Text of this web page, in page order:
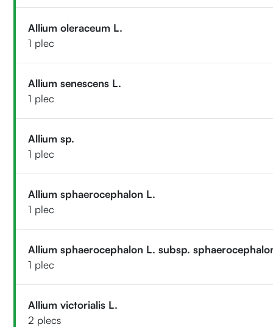
Allium oleraceum L.
1 plec
Allium senescens L.
1 plec
Allium sp.
1 plec
Allium sphaerocephalon L.
1 plec
Allium sphaerocephalon L. subsp.
1 plec
Allium victorialis L.
2 plecs